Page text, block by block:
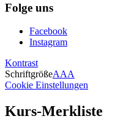
Folge uns
Facebook
Instagram
Kontrast
SchriftgrößeAAA
Cookie Einstellungen
Kurs-Merkliste